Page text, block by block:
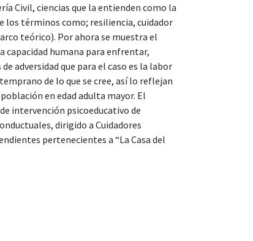
Civil, ciencias que la entienden como la
los términos como; resiliencia, cuidador
teórico). Por ahora se muestra el
capacidad humana para enfrentar,
adversidad que para el caso es la labor
de lo que se cree, así lo reflejan
en edad adulta mayor. El
intervención psicoeducativo de
dirigido a Cuidadores
pertenecientes a “La Casa del